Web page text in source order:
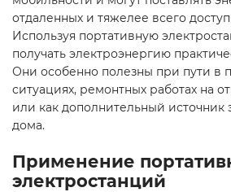
отдаленных и тяжелее всего
Используя портативную
получать электроэнергию
Они особенно полезны при пути в
ситуациях, ремонтных работах на
или как дополнительный источник
дома.
Применение
электростанций